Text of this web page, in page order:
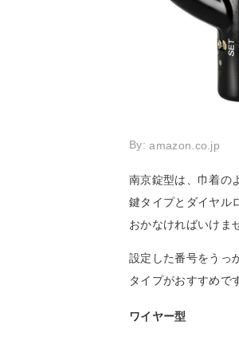
By:amazon.co.jp
南京錠型は、巾着の
鍵タイプとダイヤル
おかなければいけま
設定した番号をうっ
タイプがおすすめで
ワイヤー型